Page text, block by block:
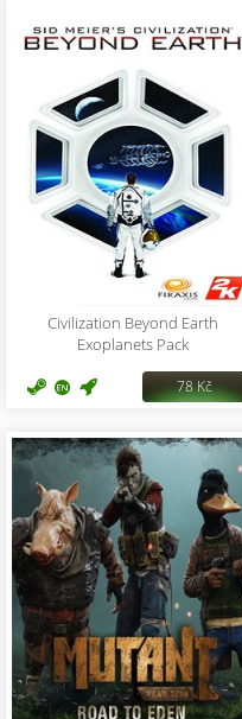
Civilization Beyond Earth
Exoplanets Pack
78 Kč